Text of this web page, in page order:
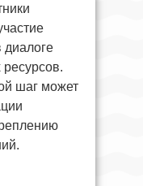
диалоге
шаг может